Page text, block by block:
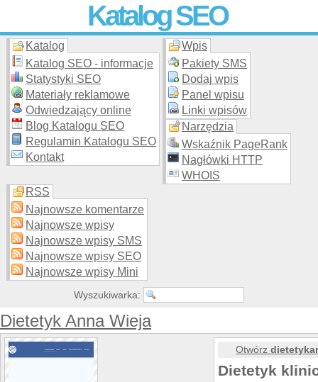
Katalog SEO
Skuteczna i promocja stron WWW –
moderowanego katalogu za darmo!
Katalog
Katalog SEO - informacje
Statystyki SEO
Materiały reklamowe
Odwiedzający online
Blog Katalogu SEO
Regulamin Katalogu SEO
Kontakt
Wpis
Pakiety SMS
Dodaj wpis
Panel wpisu
Linki wpisów
Narzędzia
Wskaźnik PageRank
Nagłówki HTTP
WHOIS
RSS
Najnowsze komentarze
Najnowsze wpisy
Najnowsze wpisy SMS
Najnowsze wpisy SEO
Najnowsze wpisy Mini
Wyszukiwarka:
Dietetyk Anna Wieja
Otwórz
Dietetyk